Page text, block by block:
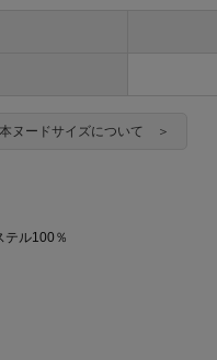
ヌードサイズについて ＞
ル100％